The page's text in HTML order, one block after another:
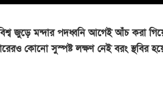
বিশ্ব জুড়ে মন্দার পদধ্বনি আগেই আঁচ করা
কোনো সুস্পষ্ট লক্ষণ নেই বরং স্থবির